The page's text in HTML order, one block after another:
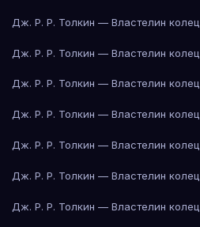
Дж. Р. Р. Толкин — Властелин колец
Дж. Р. Р. Толкин — Властелин колец
Дж. Р. Р. Толкин — Властелин колец
Дж. Р. Р. Толкин — Властелин колец
Дж. Р. Р. Толкин — Властелин колец
Дж. Р. Р. Толкин — Властелин колец
Дж. Р. Р. Толкин — Властелин колец